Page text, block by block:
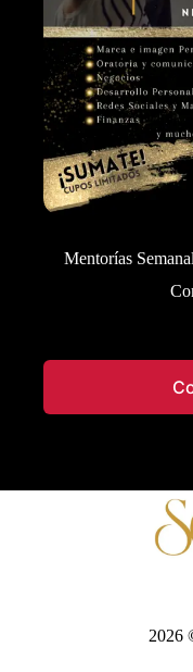
Mentorías
2026